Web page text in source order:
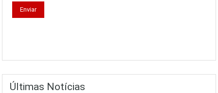
Últimas Notícias